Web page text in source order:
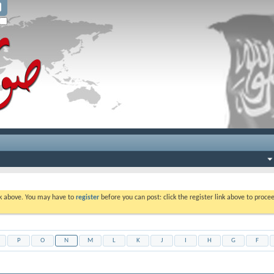
You may have to register before you can post: click the register link above to
F
G
H
J
K
L
M
N
O
P